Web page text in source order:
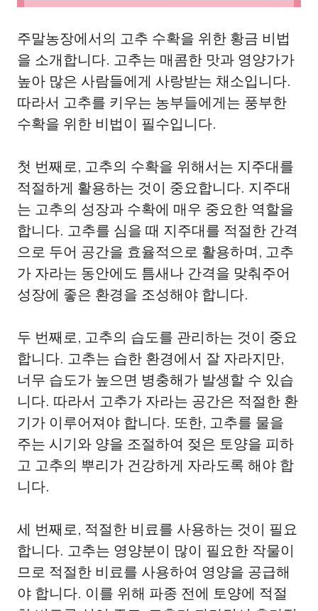
주말농장에서의 고추 수확을 위한 황금 비법
을 소개합니다. 고추는 매콤한 맛과 영양가가
높아 많은 사람들에게 사랑받는 채소입니다.
따라서 고추를 키우는 농부들에게는 풍부한
수확을 위한 비법이 필수입니다.
첫 번째로, 고추의 수확을 위해서는 지주대를
적절하게 활용하는 것이 중요합니다. 지주대
는 고추의 성장과 수확에 매우 중요한 역할을
합니다. 고추를 심을 때 지주대를 적절한 간격
으로 두어 공간을 효율적으로 활용하며, 고추
가 자라는 동안에도 틈새나 간격을 맞춰주어
성장에 좋은 환경을 조성해야 합니다.
두 번째로, 고추의 습도를 관리하는 것이 중요
합니다. 고추는 습한 환경에서 잘 자라지만,
너무 습도가 높으면 병충해가 발생할 수 있습
니다. 따라서 고추가 자라는 공간은 적절한 환
기가 이루어져야 합니다. 또한, 고추를 물을
주는 시기와 양을 조절하여 젖은 토양을 피하
고 고추의 뿌리가 건강하게 자라도록 해야 합
니다.
세 번째로, 적절한 비료를 사용하는 것이 필요
합니다. 고추는 영양분이 많이 필요한 작물이
므로 적절한 비료를 사용하여 영양을 공급해
야 합니다. 이를 위해 파종 전에 토양에 적절